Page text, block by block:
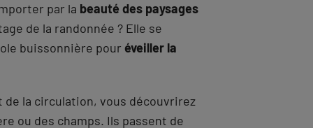
par la beauté des paysages
de la randonnée ? Elle se
buissonnière pour éveiller la
la circulation, vous découvrirez
ou des champs. Ils passent de